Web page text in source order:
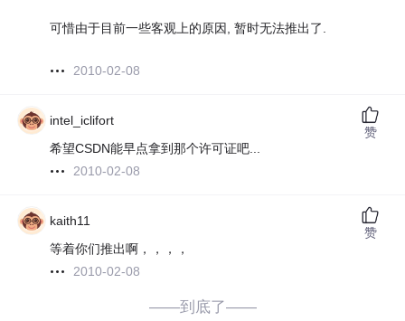
可惜由于目前一些客观上的原因, 暂时无法推出了.
2010-02-08
intel_iclifort
希望CSDN能早点拿到那个许可证吧...
2010-02-08
赞
kaith11
等着你们推出啊，，，，
2010-02-08
赞
——到底了——